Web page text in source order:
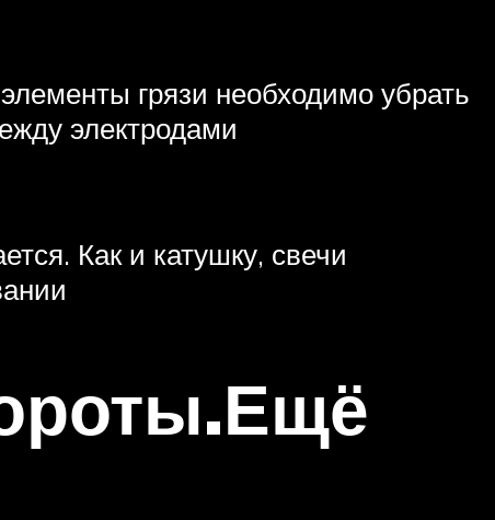
грязи необходимо убрать
электродами
Как и катушку, свечи